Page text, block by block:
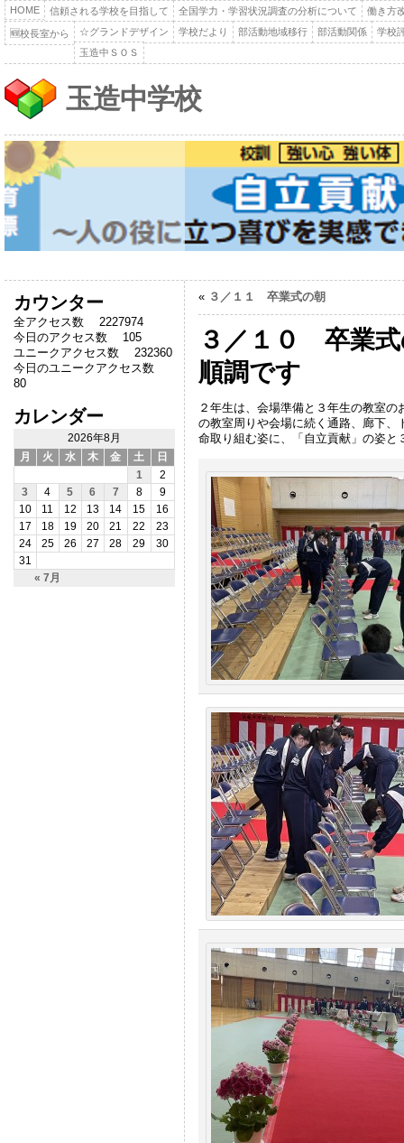
HOME 信頼される学校を目指して 全国学力・学習状況調査の分析について 働き方
🆕校長室から ☆グランドデザイン 学校だより 部活動地域移行 部活動関係
学校
玉造中ＳＯＳ
玉造中学校
カウンター
全アクセス数 2227974
今日のアクセス数 105
ユニークアクセス数 232360
今日のユニークアクセス数
80
カレンダー
2026年8月
月
火 水 木 金 土 日
« 7月
1
2
3
4 5 6 7 8
9
10
11 12 13 14 15
16
17
18 19 20 21 22
23
24
25 26 27 28 29
30
31
« ３／１１ 卒業式の朝
３／１０ 卒業
順調です
２年生は、会場準備と３年生の教室
の教室周りや会場に続く通路、廊下
命取り組む姿に、「自立貢献」の姿